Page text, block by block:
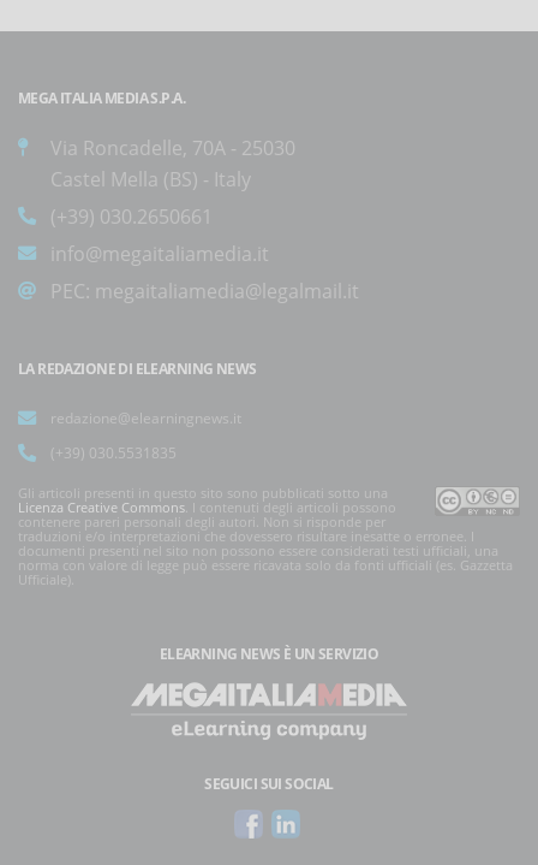
MEGA ITALIA MEDIA S.P.A.
Via Roncadelle, 70A - 25030
Castel Mella (BS) - Italy
(+39) 030.2650661
info@megaitaliamedia.it
PEC: megaitaliamedia@legalmail.it
LA REDAZIONE DI ELEARNING NEWS
redazione@elearningnews.it
(+39) 030.5531835
Gli articoli presenti in questo sito sono pubblicati sotto una
Licenza Creative Commons . I contenuti degli articoli possono
contenere pareri personali degli autori. Non si risponde per
traduzioni e/o interpretazioni che dovessero risultare inesatte o erronee. I
documenti presenti nel sito non possono essere considerati testi ufficiali, una
norma con valore di legge può essere ricavata solo da fonti ufficiali (es. Gazzetta
Ufficiale).
ELEARNING NEWS È UN SERVIZIO
SEGUICI SUI SOCIAL